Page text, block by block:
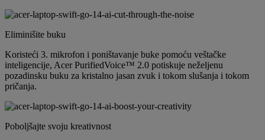
Eliminišite buku
Koristeći 3. mikrofon i poništavanje buke pomoću veštačke
inteligencije, Acer PurifiedVoice™ 2.0 potiskuje neželjenu
pozadinsku buku za kristalno jasan zvuk i tokom slušanja i tokom
pričanja.
Poboljšajte svoju kreativnost